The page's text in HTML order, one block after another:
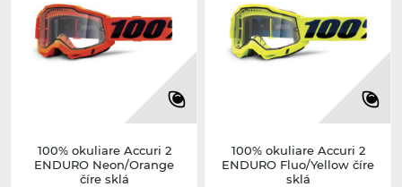
100% okuliare Accuri 2
ENDURO Neon/Orange
číre sklá
100% okuliare Accuri 2
ENDURO Fluo/Yellow číre
sklá